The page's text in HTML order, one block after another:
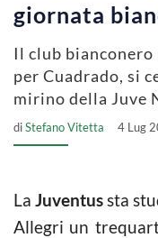
giornata
Il club
per Cuadrado, si
mirino della Juve
diStefano Vitetta 4 Lug
La Juventussta
Allegri un